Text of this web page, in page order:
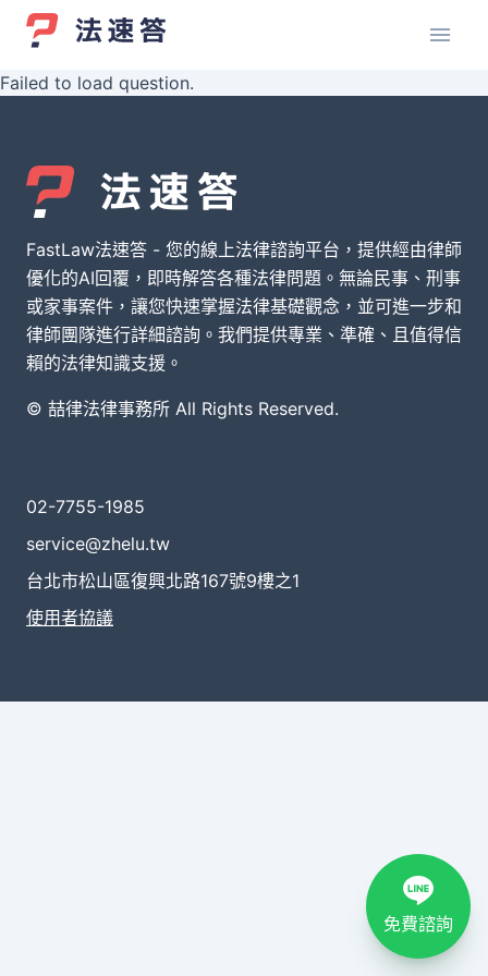
Failed to load question.
FastLaw法速答 - 您的線上法律諮詢平台，提供經由律師
優化的AI回覆，即時解答各種法律問題。無論民事、刑事
或家事案件，讓您快速掌握法律基礎觀念，並可進一步和
律師團隊進行詳細諮詢。我們提供專業、準確、且值得信
賴的法律知識支援。
© 喆律法律事務所 All Rights Reserved.
02-7755-1985
service@zhelu.tw
台北市松山區復興北路167號9樓之1
使用者協議
免費諮詢